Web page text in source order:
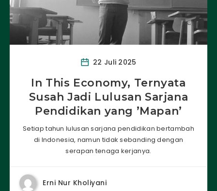
22 Juli 2025
In This Economy, Ternyata
Susah Jadi Lulusan Sarjana
Pendidikan yang ’Mapan’
Setiap tahun lulusan sarjana pendidikan bertambah
di Indonesia, namun tidak sebanding dengan
serapan tenaga kerjanya.
Erni Nur Kholiyani